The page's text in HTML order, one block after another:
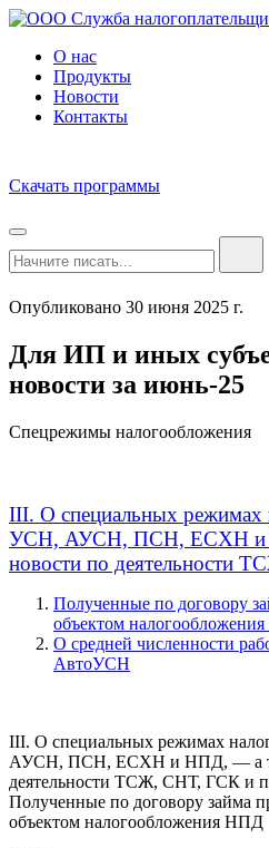
О нас
Продукты
Новости
Контакты
Скачать программы
Опубликовано 30 июня 2025 г.
Для ИП и иных
новости за июнь-25
Спецрежимы налогообложения
III. О специальных
УСН, АУСН, ПСН, ЕСХН и
новости по деятельности
Полученные по договору
объектом
О средней численности
АвтоУСН
III. О специальных режимах
АУСН, ПСН, ЕСХН и НПД, — а
деятельности ТСЖ, СНТ, ГСК и
Полученные по договору займа
объектом налогообложения НПД